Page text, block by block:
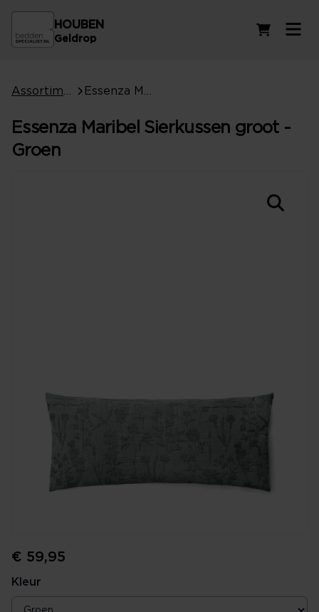
HOUBEN
Geldrop
Essenza Maribel Sierkussen groot -
Groen
€ 59,95
Kleur